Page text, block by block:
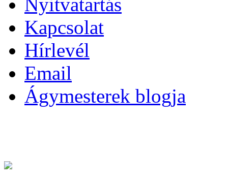
Nyitvatartás
Kapcsolat
Hírlevél
Email
Ágymesterek blogja